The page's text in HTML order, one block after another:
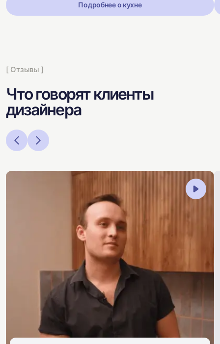
Подробнее о кухне
[ Отзывы ]
Что говорят клиенты
дизайнера